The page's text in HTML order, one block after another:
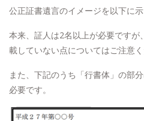
公正証書遺言のイメージを以下に示
本来、証人は2名以上が必要です
載していない点についてはご注意く
また、下記のうち「行書体」の部
必要です。